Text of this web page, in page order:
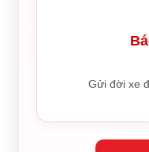
Gửi đời xe